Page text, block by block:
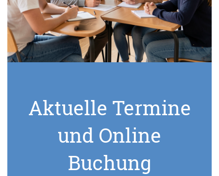
Aktuelle Termine
und Online
Buchung